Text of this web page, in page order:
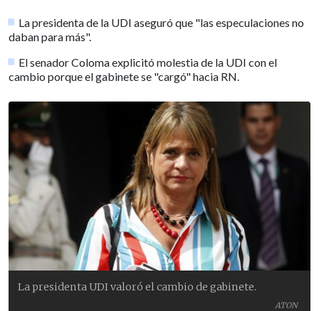
La presidenta de la UDI aseguró que "las especulaciones no
daban para más".
El senador Coloma explicitó molestia de la UDI con el
cambio porque el gabinete se "cargó" hacia RN.
ATON
La presidenta UDI valoró el cambio de gabinete.